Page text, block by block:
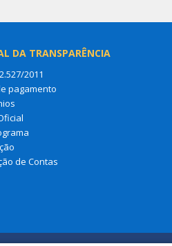
DA TRANSPARÊNCIA
2011
pagamento
de Contas